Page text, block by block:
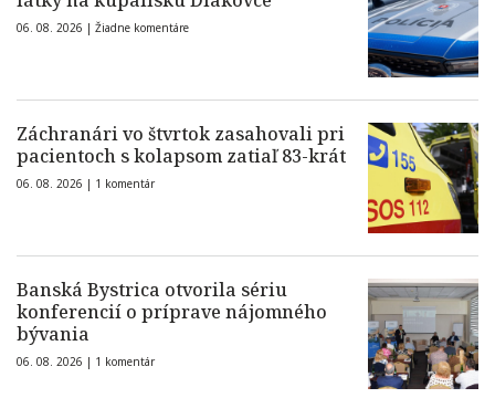
06. 08. 2026 | Žiadne komentáre
Záchranári vo štvrtok zasahovali pri
pacientoch s kolapsom zatiaľ 83-krát
06. 08. 2026 | 1 komentár
Banská Bystrica otvorila sériu
konferencií o príprave nájomného
bývania
06. 08. 2026 | 1 komentár